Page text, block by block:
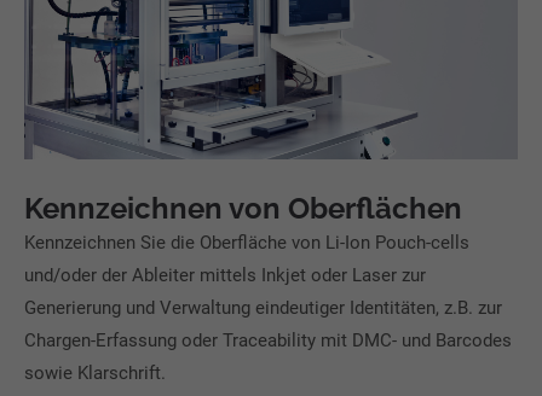
Kennzeichnen von Oberflächen
Kennzeichnen Sie die Oberfläche von Li-Ion Pouch-cells
und/oder der Ableiter mittels Inkjet oder Laser zur
Generierung und Verwaltung eindeutiger Identitäten, z.B. zur
Chargen-Erfassung oder Traceability mit DMC- und Barcodes
sowie Klarschrift.